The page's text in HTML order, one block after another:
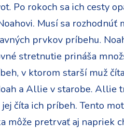
Po rokoch sa ich cesty
Musí sa rozhodnúť
prvkov príbehu.
stretnutie prináša
v ktorom starší muž
a Allie v starobe. Allie
číta ich príbeh. Tento
môže pretrvať aj napriek